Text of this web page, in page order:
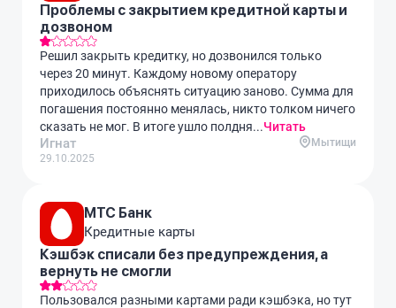
Проблемы с закрытием кредитной карты и
дозвоном
Решил закрыть кредитку, но дозвонился только
через 20 минут. Каждому новому оператору
приходилось объяснять ситуацию заново. Сумма для
погашения постоянно менялась, никто толком ничего
сказать не мог. В итоге ушло полдня...Читать
Игнат
29.10.2025
Мытищи
МТС Банк
Кредитные карты
Кэшбэк списали без предупреждения, а
вернуть не смогли
Пользовался разными картами ради кэшбэка, но тут